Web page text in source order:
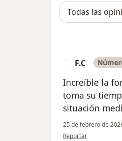
F.C
Increíble la
toma su
situación
25 de febrero de
en opinión del usuario
Reportar